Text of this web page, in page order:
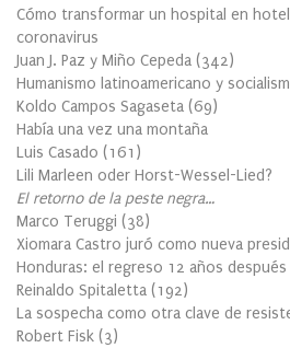
Cómo transformar un hospital en
coronavirus
Juan J. Paz y Miño Cepeda (342)
Humanismo latinoamericano y
Koldo Campos Sagaseta (69)
Había una vez una montaña
Luis Casado (161 )
Lili Marleen oder Horst-Wessel-Lied?
El retorno de la peste negra…
Marco Teruggi (38)
Xiomara Castro juró como nueva
Honduras: el regreso 12 años después
Reinaldo Spitaletta (192)
La sospecha como otra clave de
Robert Fisk (3)